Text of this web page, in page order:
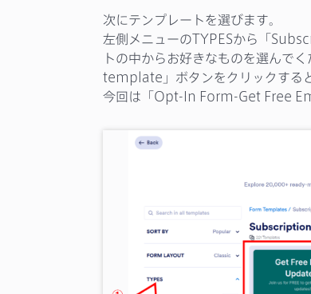
次にテンプレートを選びます。
左側メニューのTYPESから「
トの中からお好きなものを選んで
template」ボタンをクリックする
今回は「Opt-In Form-Get Free